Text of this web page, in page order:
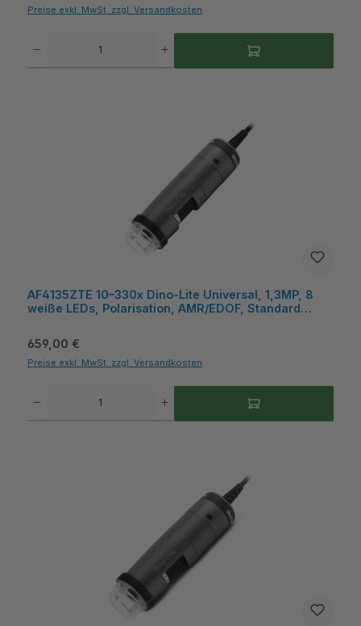
Preise exkl. MwSt. zzgl. Versandkosten
AF4135ZTE 10–330x Dino‑Lite Universal, 1,3MP, 8
weiße LEDs, Polarisation, AMR/EDOF, Standard
Regulärer Preis:
659,00 €
Preise exkl. MwSt. zzgl. Versandkosten